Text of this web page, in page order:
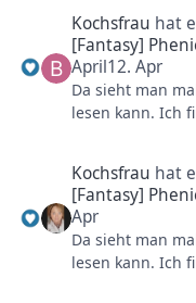
der grünen
Berggeisstraße.
gehören. Und
Autobahn.
Kochsfrau hat
[Fantasy]
April12. Apr
Da sieht man
lesen kann. Ich
LG Andrea
Kochsfrau hat
[Fantasy]
Apr
Da sieht man
lesen kann. Ich